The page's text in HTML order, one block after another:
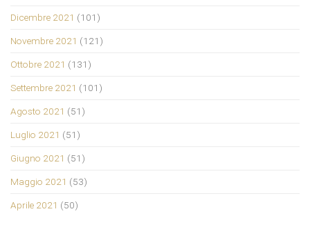
Dicembre 2021 (101)
Novembre 2021 (121)
Ottobre 2021 (131)
Settembre 2021 (101)
Agosto 2021 (51)
Luglio 2021 (51)
Giugno 2021 (51)
Maggio 2021 (53)
Aprile 2021 (50)